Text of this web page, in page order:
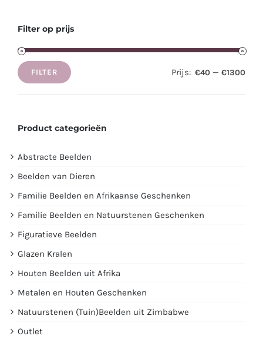
Filter op prijs
Min.
Max.
FILTER Prijs: €40 — €1300
Product categorieën
Abstracte Beelden
Beelden van Dieren
Familie Beelden en Afrikaanse Geschenken
Familie Beelden en Natuurstenen Geschenken
Figuratieve Beelden
Glazen Kralen
Houten Beelden uit Afrika
Metalen en Houten Geschenken
Natuurstenen (Tuin)Beelden uit Zimbabwe
Outlet